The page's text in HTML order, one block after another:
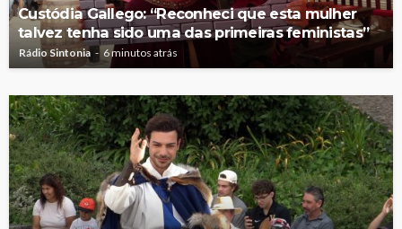
Custódia Gallego: “Reconheci que esta mulher
talvez tenha sido uma das primeiras feministas”
Rádio Sintonia 6 minutos atrás